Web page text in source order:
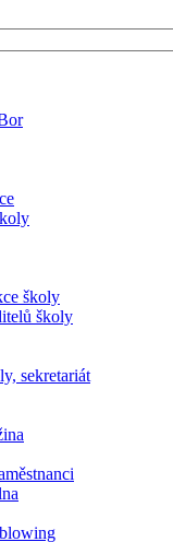
školy
školy
sekretariát